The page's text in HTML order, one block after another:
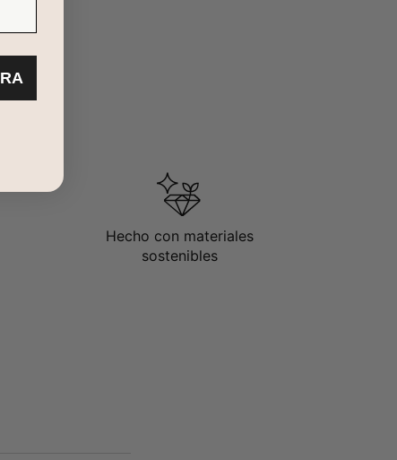
Hecho con materiales
sostenibles